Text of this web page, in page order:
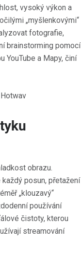
vysoký výkon a
„myšlenkovými“
fotografie,
brainstorming pomocí
YouTube a Mapy, činí
obrazu.
posun, přetažení
„klouzavý“
používání
čistoty, kterou
streamování